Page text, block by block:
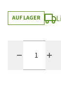
AUF LAGER